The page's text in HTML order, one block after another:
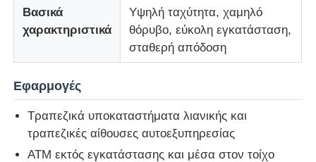
Τμήματα ATM Diebold
Ανταλλακτικά NCR ATM
Ανταλλακτικά Wincor ATM
Βασικά
χαρακτηριστικά
Υψηλή ταχύτητα, χαμηλό
θόρυβο, εύκολη εγκατάσταση,
σταθερή απόδοση
Εφαρμογές
Τραπεζικά υποκαταστήματα λιανικής και
τραπεζικές αίθουσες αυτοεξυπηρεσίας
ΑΤΜ εκτός εγκατάστασης και μέσα στον τοίχο